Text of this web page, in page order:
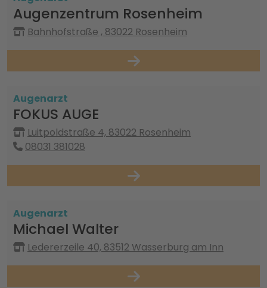
Augenzentrum Rosenheim
Bahnhofstraße , 83022 Rosenheim
Augenarzt
FOKUS AUGE
Luitpoldstraße 4, 83022 Rosenheim
08031 381028
Augenarzt
Michael Walter
Ledererzeile 40, 83512 Wasserburg am Inn